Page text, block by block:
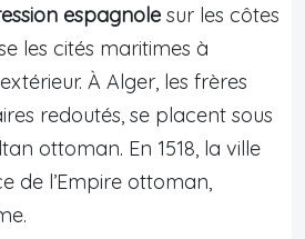
espagnole sur les côtes
les cités maritimes à
À Alger, les frères
redoutés, se placent sous
ottoman. En 1518, la ville
de l’Empire ottoman,